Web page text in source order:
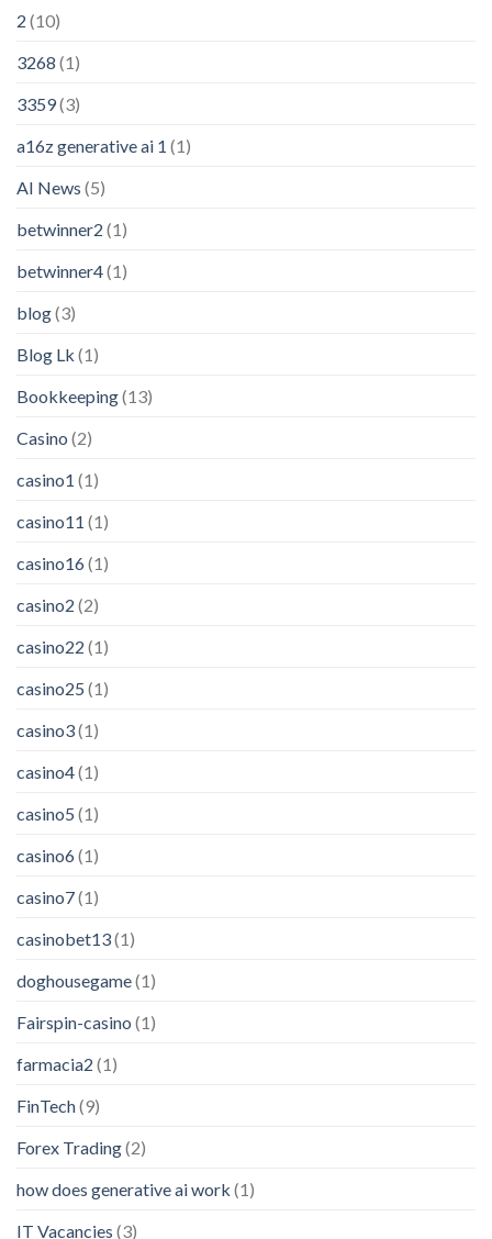
2 (10)
3268 (1)
3359(3)
a16z generative ai 1 (1)
AI News (5)
betwinner2 (1)
betwinner4(1)
blog(3)
Blog Lk (1)
Bookkeeping(13)
Casino (2)
casino1 (1)
casino11 (1)
casino16(1)
casino2 (2)
casino22 (1)
casino25 (1)
casino3(1)
casino4(1)
casino5 (1)
casino6(1)
casino7(1)
casinobet13(1)
doghousegame(1)
Fairspin-casino (1)
farmacia2 (1)
FinTech(9)
Forex Trading(2)
how does generative ai work (1)
IT Vacancies (3)